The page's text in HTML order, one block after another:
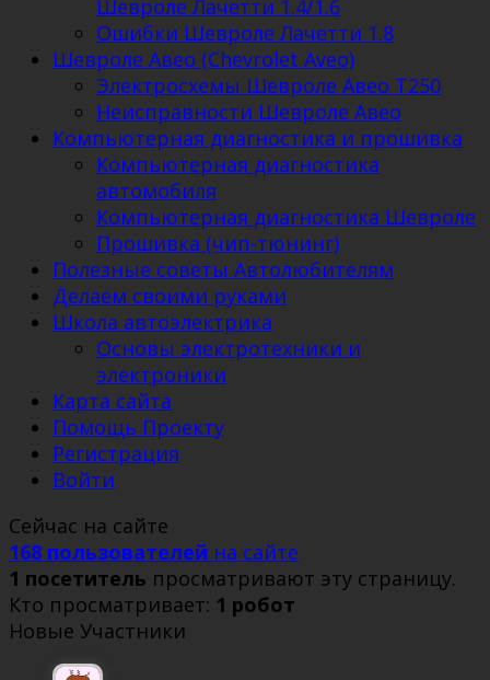
Шевроле Лачетти 1.4/1.6
Ошибки Шевроле Лачетти 1.8
Шевроле Авео (Chevrolet Aveo)
Электросхемы Шевроле Авео Т250
Неисправности Шевроле Авео
Компьютерная диагностика и прошивка
Компьютерная диагностика
автомобиля
Компьютерная диагностика Шевроле
Прошивка (чип-тюнинг)
Полезные советы Автолюбителям
Делаем своими руками
Школа автоэлектрика
Основы электротехники и
электроники
Карта сайта
Помощь Проекту
Регистрация
Войти
Сейчас на сайте
168 пользователей на сайте
1 посетитель просматривают эту страницу.
Кто просматривает: 1 робот
Новые Участники